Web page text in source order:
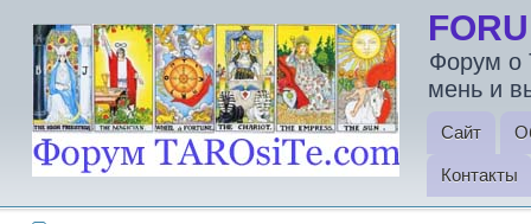
Форум о
мень и
Сайт
Контакты